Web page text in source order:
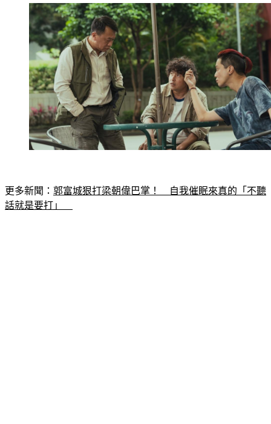
更多新聞： 郭富城狠打梁朝偉巴掌！　自我催眠來真的「不聽
話就是要打」